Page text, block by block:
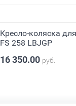
Кресло-коляска
FS 258 LBJGP
16 350.00 руб.